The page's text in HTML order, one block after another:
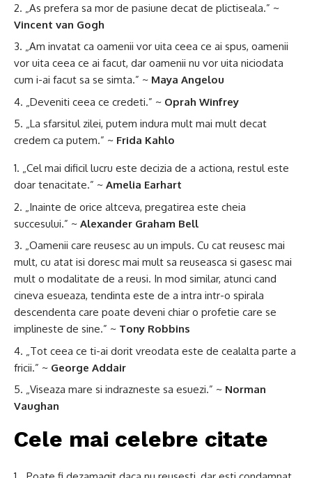
„As prefera sa mor de pasiune decat de plictiseala.” ~
Vincent van Gogh
„Am invatat ca oamenii vor uita ceea ce ai spus, oamenii
vor uita ceea ce ai facut, dar oamenii nu vor uita niciodata
cum i-ai facut sa se simta.” ~ Maya Angelou
„Deveniti ceea ce credeti.” ~ Oprah Winfrey
„La sfarsitul zilei, putem indura mult mai mult decat
credem ca putem.” ~ Frida Kahlo
„Cel mai dificil lucru este decizia de a actiona, restul este
doar tenacitate.” ~ Amelia Earhart
„Inainte de orice altceva, pregatirea este cheia
succesului.” ~ Alexander Graham Bell
„Oamenii care reusesc au un impuls. Cu cat reusesc mai
mult, cu atat isi doresc mai mult sa reuseasca si gasesc mai
mult o modalitate de a reusi. In mod similar, atunci cand
cineva esueaza, tendinta este de a intra intr-o spirala
descendenta care poate deveni chiar o profetie care se
implineste de sine.” ~ Tony Robbins
„Tot ceea ce ti-ai dorit vreodata este de cealalta parte a
fricii.” ~ George Addair
„Viseaza mare si indrazneste sa esuezi.” ~ Norman
Vaughan
Cele mai celebre citate